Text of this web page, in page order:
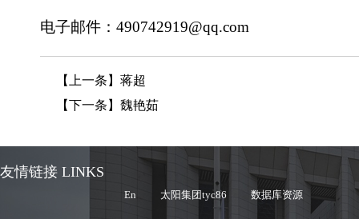
电子邮件：490742919@qq.com
【上一条】 蒋超
【下一条】 魏艳茹
友情链接 LINKS
En 太阳集团tyc86 数据库资源